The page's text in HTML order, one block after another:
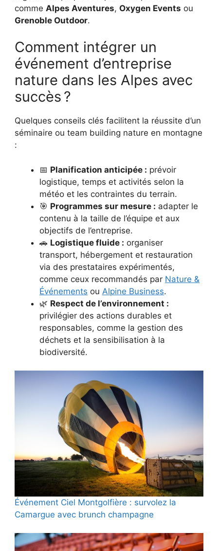
comme Alpes Aventures, Oxygen Events ou
Grenoble Outdoor.
Comment intégrer un
événement d’entreprise
nature dans les Alpes avec
succès ?
Quelques conseils clés facilitent la réussite d’un
séminaire ou team building nature en montagne
:
📅 Planification anticipée : prévoir
logistique, temps et activités selon la
météo et les contraintes du terrain.
🎯 Programmes sur mesure : adapter le
contenu à la taille de l’équipe et aux
objectifs de l’entreprise.
🚗 Logistique fluide : organiser
transport, hébergement et restauration
via des prestataires expérimentés,
comme ceux recommandés par Nature &
Événements ou Alpine Business.
🌿 Respect de l’environnement :
privilégier des actions durables et
responsables, comme la gestion des
déchets et la sensibilisation à la
biodiversité.
Événement Ciel Montgolfière : survolez la
Camargue avec brunch champagne